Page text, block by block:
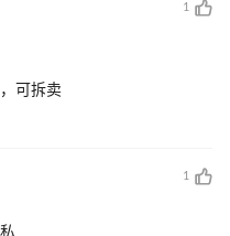
1
可拆卖
1